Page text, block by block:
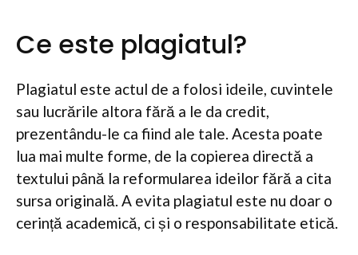
Ce este plagiatul?
Plagiatul este actul de a folosi ideile, cuvintele
sau lucrările altora fără a le da credit,
prezentându-le ca fiind ale tale. Acesta poate
lua mai multe forme, de la copierea directă a
textului până la reformularea ideilor fără a cita
sursa originală. A evita plagiatul este nu doar o
cerință academică, ci și o responsabilitate etică.